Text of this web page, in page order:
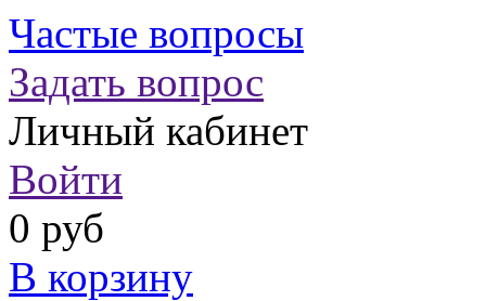
Частые вопросы
Задать вопрос
Личный кабинет
Войти
0 руб
В корзину